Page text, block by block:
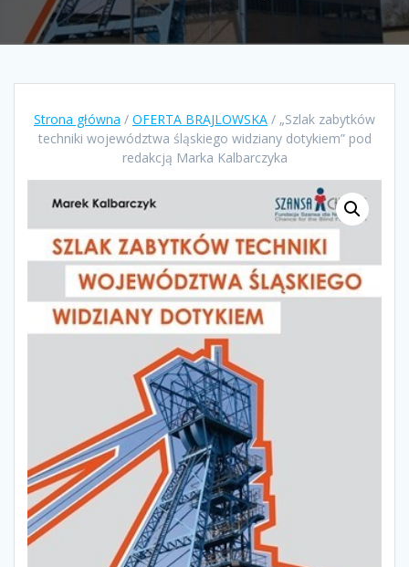
Strona główna / OFERTA BRAJLOWSKA / „Szlak zabytków
techniki województwa śląskiego widziany dotykiem” pod
redakcją Marka Kalbarczyka